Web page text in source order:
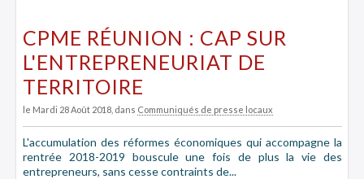
CPME RÉUNION : CAP SUR
L'ENTREPRENEURIAT DE
TERRITOIRE
le Mardi 28 Août 2018 , dans Communiqués de presse locaux
L'accumulation des réformes économiques qui accompagne la
rentrée 2018-2019 bouscule une fois de plus la vie des
entrepreneurs, sans cesse contraints de...